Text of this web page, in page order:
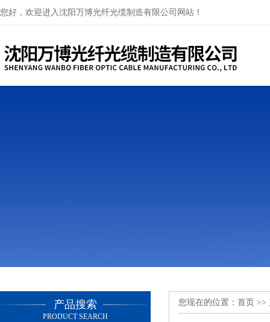
您好，欢迎进入沈阳万博光纤光缆制造有限公司网站！
产品搜索
PRODUCT SEARCH
您现在的位置： 首页 >>